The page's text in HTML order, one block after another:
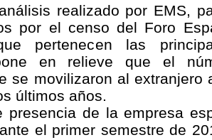
realizado por EMS,
por el censo del Foro
pertenecen las
en relieve que el
se movilizaron al extranjero
últimos años.
presencia de la empresa
el primer semestre de